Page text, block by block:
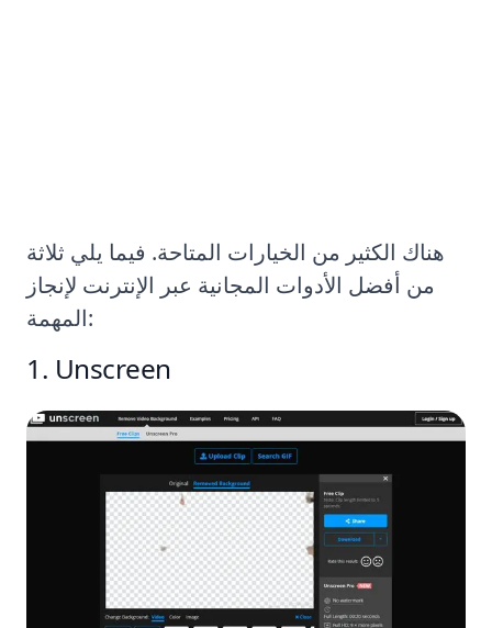
هناك الكثير من الخيارات المتاحة. فيما يلي ثلاثة
من أفضل الأدوات المجانية عبر الإنترنت لإنجاز
المهمة:
1. Unscreen